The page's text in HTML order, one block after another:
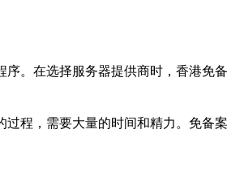
。在选择服务器提供商时，香港免备
程，需要大量的时间和精力。免备案